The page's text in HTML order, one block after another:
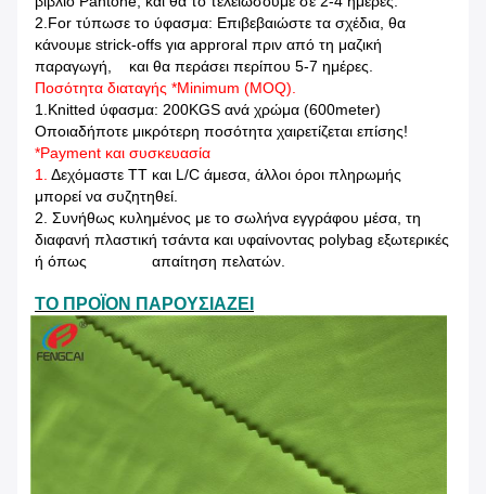
2.For τύπωσε το ύφασμα: Επιβεβαιώστε τα σχέδια, θα
κάνουμε strick-offs για approral πριν από τη μαζική
παραγωγή, και θα περάσει περίπου 5-7 ημέρες.
Ποσότητα διαταγής *Minimum (MOQ).
1.Knitted ύφασμα: 200KGS ανά χρώμα (600meter)
Οποιαδήποτε μικρότερη ποσότητα χαιρετίζεται επίσης!
*Payment και συσκευασία
1. Δεχόμαστε TT και L/C άμεσα, άλλοι όροι πληρωμής
μπορεί να συζητηθεί.
2. Συνήθως κυλημένος με το σωλήνα εγγράφου μέσα, τη
διαφανή πλαστική τσάντα και υφαίνοντας polybag εξωτερικές
ή όπως απαίτηση πελατών.
ΤΟ ΠΡΟΪΟΝ ΠΑΡΟΥΣΙΑΖΕΙ